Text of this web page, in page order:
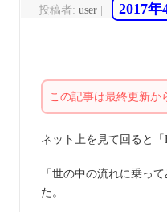
投稿者: user 2017年
この記事は最終更新か
ネット上を見て回ると
「世の中の流れに乗っ
た。